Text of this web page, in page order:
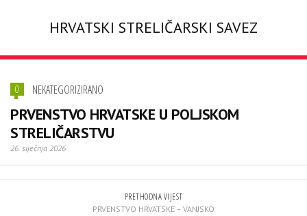
HRVATSKI STRELIČARSKI SAVEZ
0 NEKATEGORIZIRANO
PRVENSTVO HRVATSKE U POLJSKOM
STRELIČARSTVU
26. siječnja 2026
PRETHODNA VIJEST
PRVENSTVO HRVATSKE – VANJSKO